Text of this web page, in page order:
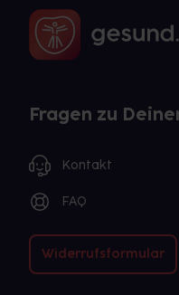
Fragen zu
Kontakt
FAQ
Widerrufsformular